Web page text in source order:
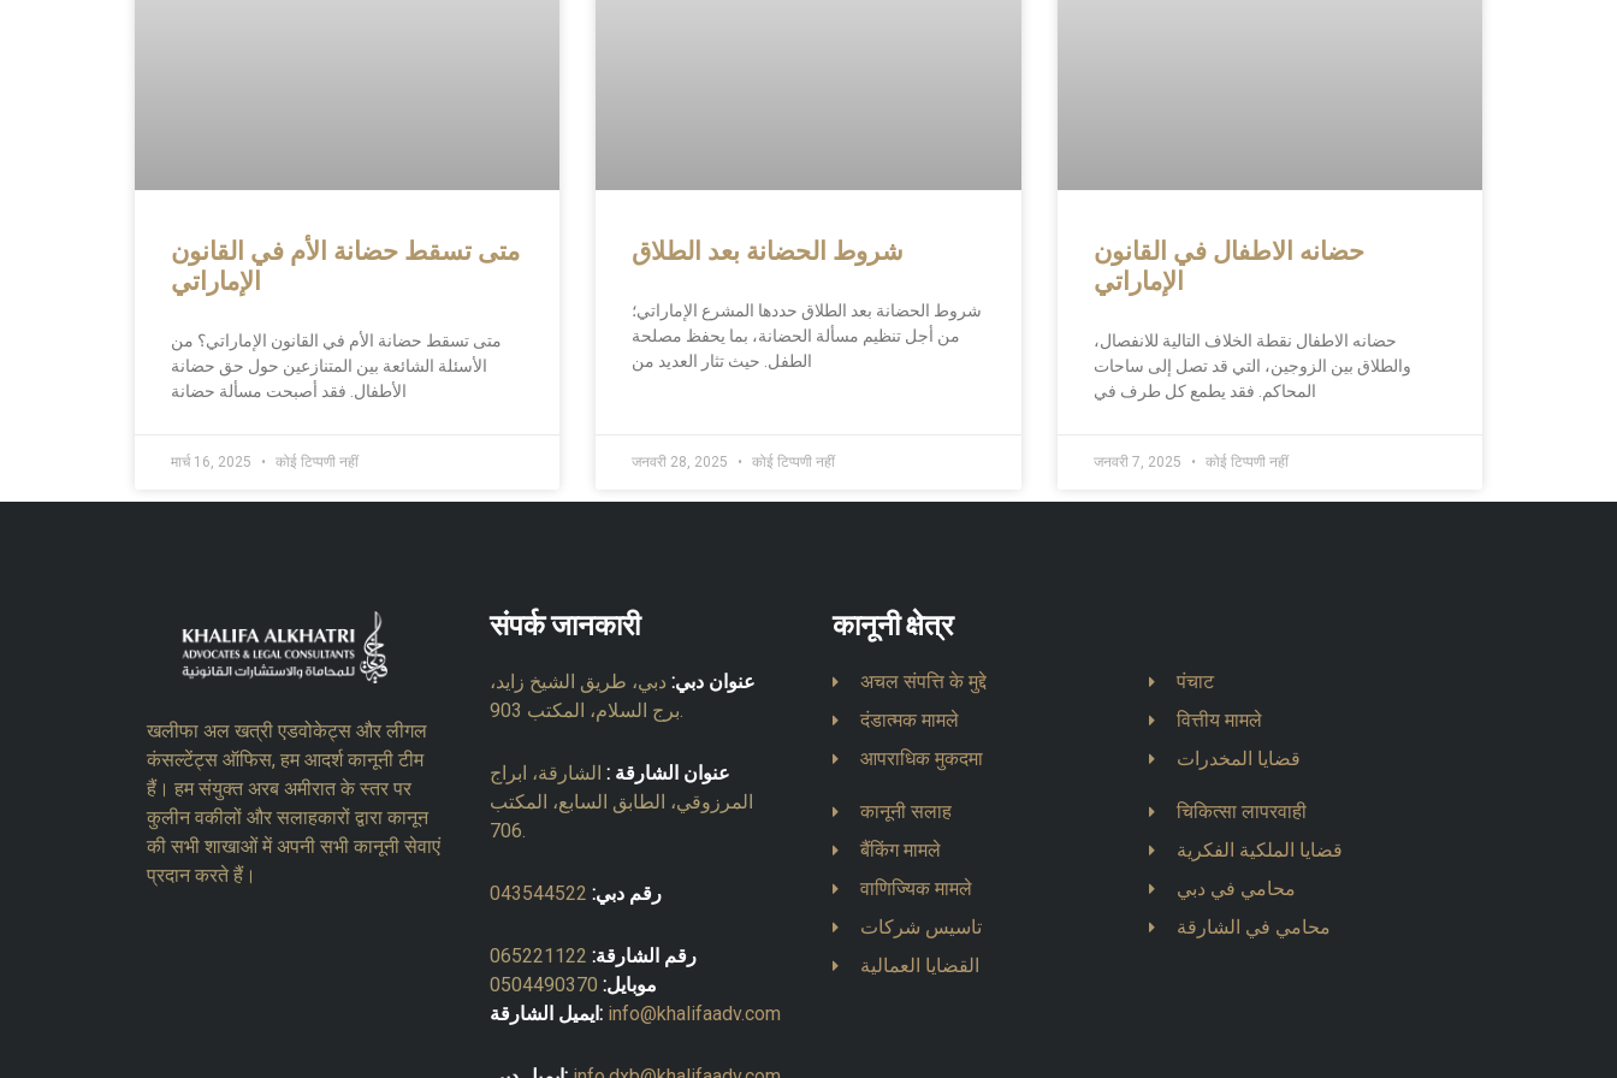
متى تسقط حضانة الأم في القانون
الإماراتي
متى تسقط حضانة الأم في القانون الإماراتي؟ من
الأسئلة الشائعة بين المتنازعين حول حق حضانة
الأطفال. فقد أصبحت مسألة حضانة
मार्च 16, 2025 कोई टिप्पणी नहीं
شروط الحضانة بعد الطلاق
شروط الحضانة بعد الطلاق حددها المشرع الإماراتي؛
من أجل تنظيم مسألة الحضانة، بما يحفظ مصلحة
الطفل. حيث تثار العديد من
जनवरी 28, 2025 कोई टिप्पणी नहीं
حضانه الاطفال في القانون
الإماراتي
حضانه الاطفال نقطة الخلاف التالية للانفصال،
والطلاق بين الزوجين، التي قد تصل إلى ساحات
المحاكم. فقد يطمع كل طرف في
जनवरी 7, 2025 कोई टिप्पणी नहीं
खलीफा अल खत्री एडवोकेट्स और लीगल
कंसल्टेंट्स ऑफिस, हम आदर्श कानूनी टीम
हैं। हम संयुक्त अरब अमीरात के स्तर पर
कुलीन वकीलों और सलाहकारों द्वारा कानून
की सभी शाखाओं में अपनी सभी कानूनी सेवाएं
प्रदान करते हैं।
संपर्क जानकारी
عنوان دبي: دبي، طريق الشيخ زايد،
برج السلام، المكتب 903.
عنوان الشارقة : الشارقة، ابراج
المرزوقي، الطابق السابع، المكتب
706.
رقم دبي: 043544522
رقم الشارقة: 065221122
موبايل: 0504490370
ايميل الشارقة: info@khalifaadv.com
कानूनी क्षेत्र
अचल संपत्ति के मुद्दे
दंडात्मक मामले
आपराधिक मुकदमा
कानूनी सलाह
बैंकिंग मामले
वाणिज्यिक मामले
تاسيس شركات
القضايا العمالية
पंचाट
वित्तीय मामले
قضايا المخدرات
चिकित्सा लापरवाही
قضايا الملكية الفكرية
محامي في دبي
محامي في الشارقة